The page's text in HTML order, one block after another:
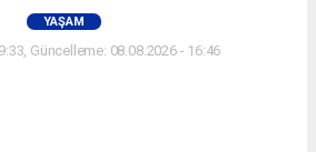
YAŞAM
Güncelleme: 08.08.2026 - 16:46